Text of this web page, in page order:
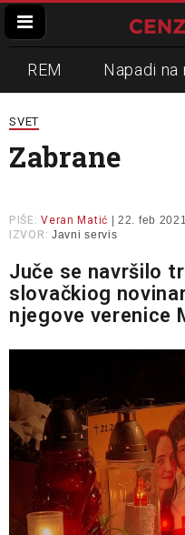
REM Napadi na
Zvučni top
Propaganda
SVET
Zabrane
PIŠE: Veran Matić | 22. feb
IZVOR: Javni servis
Juče se navršilo
slovačkiog
njegove verenice